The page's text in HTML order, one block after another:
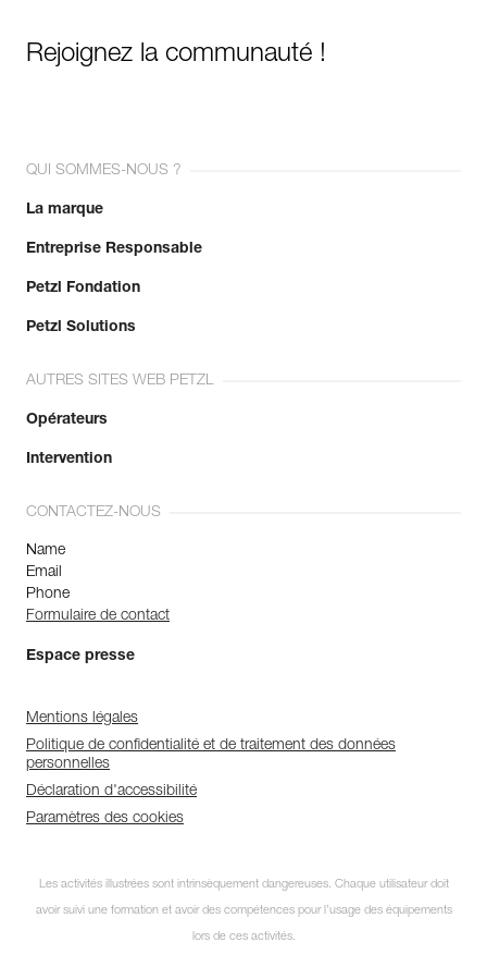
Rejoignez la communauté !
QUI SOMMES-NOUS ?
La marque
Entreprise Responsable
Petzl Fondation
Petzl Solutions
AUTRES SITES WEB PETZL
Opérateurs
Intervention
CONTACTEZ-NOUS
Name
Email
Phone
Formulaire de contact
Espace presse
Mentions légales
Politique de confidentialité et de traitement des données
personnelles
Déclaration d'accessibilité
Paramètres des cookies
Les activités illustrées sont intrinsèquement dangereuses. Chaque utilisateur doit
avoir suivi une formation et avoir des compétences pour l’usage des équipements
lors de ces activités.